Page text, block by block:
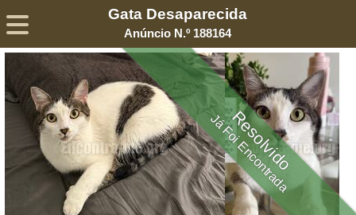
Resolvido
Já Foi Encontrada
Gata Desaparecida
Anúncio N.º 188164
Sobre Declaração de Privacidade Termos de Serviço
©2005-2026 Encontra-me® – Todos os Direitos Reservados